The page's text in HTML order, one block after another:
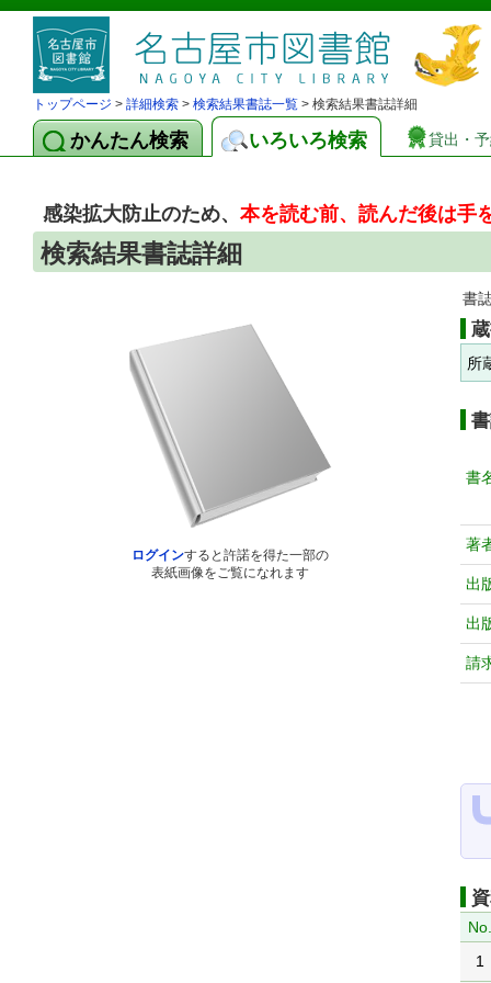
トップページ > 詳細検索 > 検索結果書誌一覧 > 検索結果書誌詳細
かんたん検索 いろいろ検索 貸出・
感染拡大防止のため、本を読む前、読んだ後は手
検索結果書誌詳細
ログインすると許諾を得た一部の
表紙画像をご覧になれます
書
所
書
著
出
出
請
No.
1